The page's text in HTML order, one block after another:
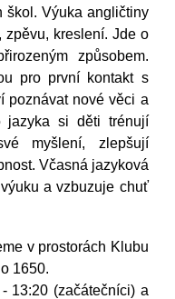
škol. Výuka angličtiny
zpěvu, kreslení. Jde o
způsobem.
pro první kontakt s
poznávat nové věci a
jazyka si děti trénují
myšlení, zlepšují
Včasná jazyková
a vzbuzuje chuť
v prostorách Klubu
1650.
13:20 (začátečníci) a